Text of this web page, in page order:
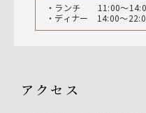
・ランチ 11:00～
・ディナー 14:00～
アクセス